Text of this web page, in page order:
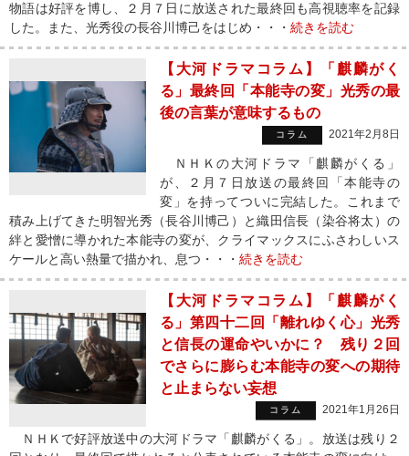
物語は好評を博し、２月７日に放送された最終回も高視聴率を記録
した。また、光秀役の長谷川博己をはじめ・・・ 続きを読む
【大河ドラマコラム】「麒麟がく
る」最終回「本能寺の変」光秀の最
後の言葉が意味するもの
コラム 2021年2月8日
ＮＨＫの大河ドラマ「麒麟がくる」
が、２月７日放送の最終回「本能寺の
変」を持ってついに完結した。これまで
積み上げてきた明智光秀（長谷川博己）と織田信長（染谷将太）の
絆と愛憎に導かれた本能寺の変が、クライマックスにふさわしいス
ケールと高い熱量で描かれ、息つ・・・ 続きを読む
【大河ドラマコラム】「麒麟がく
る」第四十二回「離れゆく心」光秀
と信長の運命やいかに？ 残り２回
でさらに膨らむ本能寺の変への期待
と止まらない妄想
コラム 2021年1月26日
ＮＨＫで好評放送中の大河ドラマ「麒麟がくる」。放送は残り２